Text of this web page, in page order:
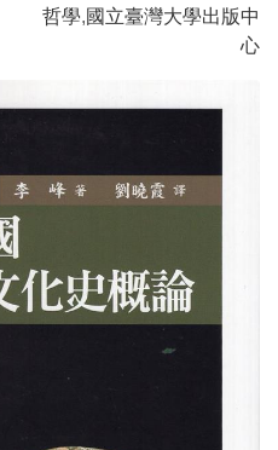
哲學,國立臺灣大學出版中
心